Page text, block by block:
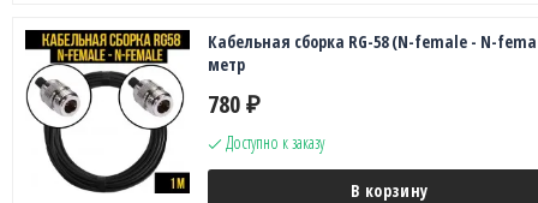
Кабельная сборка RG-58 (N-female - N-
метр
780 ₽
Доступно к заказу
В корзину